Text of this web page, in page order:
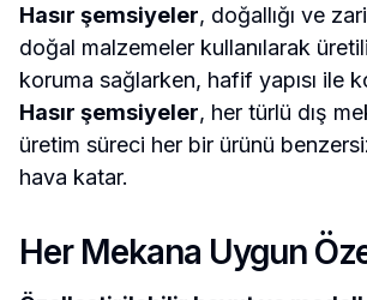
Hasır şemsiyeler, doğallığı ve
doğal malzemeler kullanılarak
koruma sağlarken, hafif yapısı ile
Hasır şemsiyeler, her türlü dış
üretim süreci her bir ürünü
hava katar.
Her Mekana Uygun